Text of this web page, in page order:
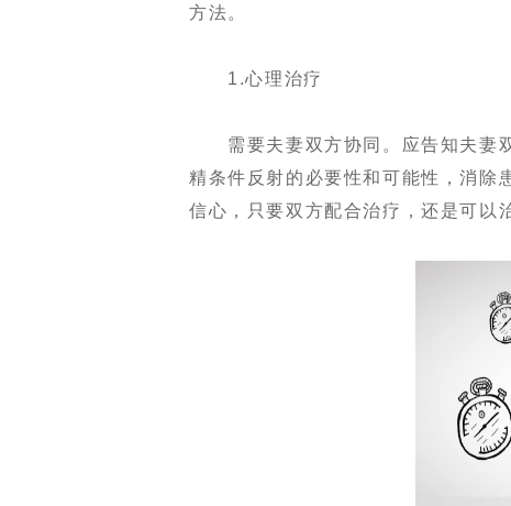
方法。
1.心理治疗
需要夫妻双方协同。应告知夫妻双
精条件反射的必要性和可能性，消除
信心，只要双方配合治疗，还是可以